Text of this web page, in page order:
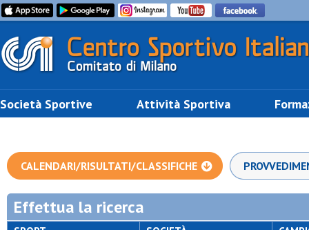
Società Sportive Attività Sportiva
CALENDARI/RISULTATI/CLASSIFICHE
Effettua la ricerca